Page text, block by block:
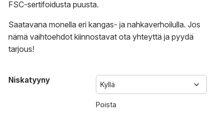
FSC-sertifoidusta puusta.
Saatavana monella eri kangas- ja nahkaverhoilulla. Jos
nämä vaihtoehdot kiinnostavat ota yhteyttä ja pyydä
tarjous!
Niskatyyny
Poista